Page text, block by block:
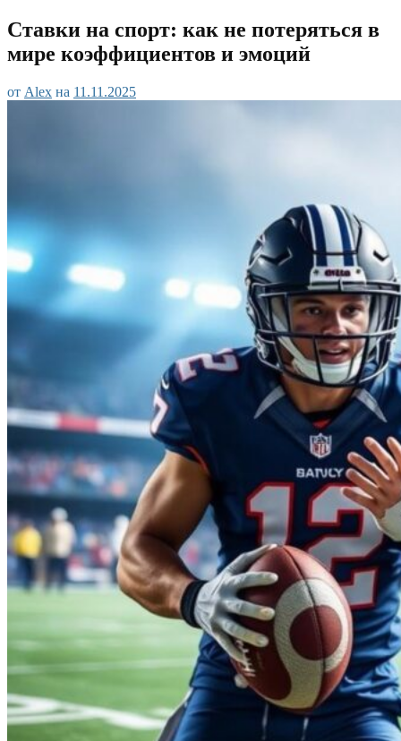
Ставки на спорт: как не потеряться в
мире коэффициентов и эмоций
от Alex на 11.11.2025